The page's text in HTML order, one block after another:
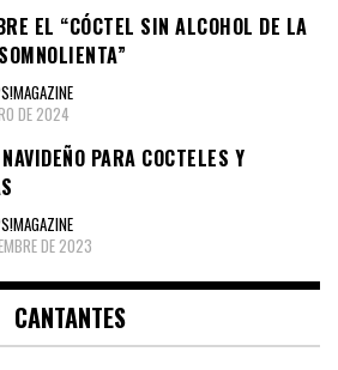
EL “CÓCTEL SIN ALCOHOL DE LA
DE 2024
PARA COCTELES Y
DE 2023
CANTANTES